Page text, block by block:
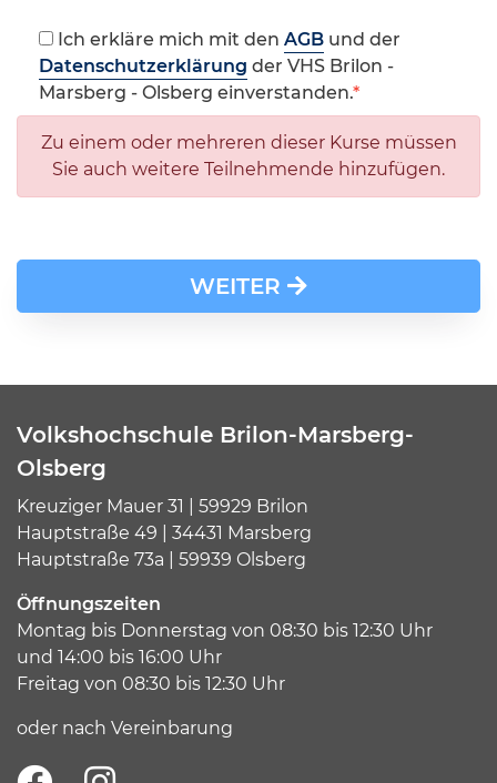
Ich erkläre mich mit den AGB und der
Datenschutzerklärung der VHS Brilon -
Marsberg - Olsberg einverstanden.
Zu einem oder mehreren dieser Kurse müssen
Sie auch weitere Teilnehmende hinzufügen.
WEITER
Volkshochschule Brilon-Marsberg-
Olsberg
Kreuziger Mauer 31 | 59929 Brilon
Hauptstraße 49 | 34431 Marsberg
Hauptstraße 73a | 59939 Olsberg
Öffnungszeiten
Montag bis Donnerstag von 08:30 bis 12:30 Uhr
und 14:00 bis 16:00 Uhr
Freitag von 08:30 bis 12:30 Uhr
oder nach Vereinbarung